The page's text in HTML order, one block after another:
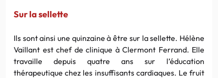
Sur la sellette
Ils sont ainsi une quinzaine à être sur la sellette. Hélène
Vaillant est chef de clinique à Clermont Ferrand. Elle
travaille depuis quatre ans sur l’éducation
thérapeutique chez les insuffisants cardiaques. Le fruit